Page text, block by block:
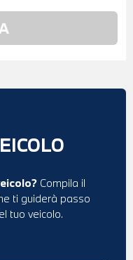
Compila il
ti guiderà passo
tuo veicolo.